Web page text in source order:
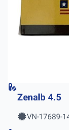
Zenalb 4.5
VN-17689-